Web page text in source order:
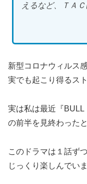
えるなど、ＴＡ
新型コロナウィルス
実でも起こり得るス
実は私は最近『BULL
の前半を見終わった
このドラマは１話ず
じっくり楽しんでいま